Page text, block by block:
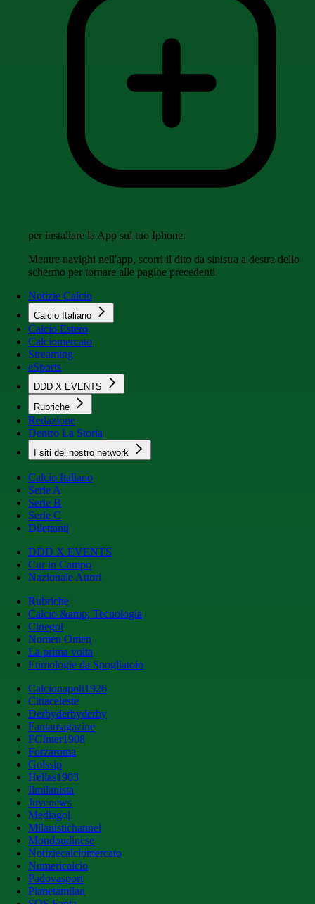
per installare la App sul tuo Iphone.
Mentre navighi nell'app, scorri il dito da sinistra a destra dello
schermo per tornare alle pagine precedenti
Notizie Calcio
Calcio Italiano
Calcio Estero
Calciomercato
Streaming
eSports
DDD X EVENTS
Rubriche
Redazione
Dentro La Storia
I siti del nostro network
Calcio Italiano
Serie A
Serie B
Serie C
Dilettanti
DDD X EVENTS
Cur in Campo
Nazionale Attori
Rubriche
Calcio &amp; Tecnologia
Cinegol
Nomen Omen
La prima volta
Etimologie da Spogliatoio
Calcionapoli1926
Cittaceleste
Derbyderbyderby
Fantamagazine
FCInter1908
Forzaroma
Golssip
Hellas1903
Ilmilanista
Juvenews
Mediagol
Milanistichannel
Mondoudinese
Notiziecalciomercato
Numericalcio
Padovasport
Pianetamilan